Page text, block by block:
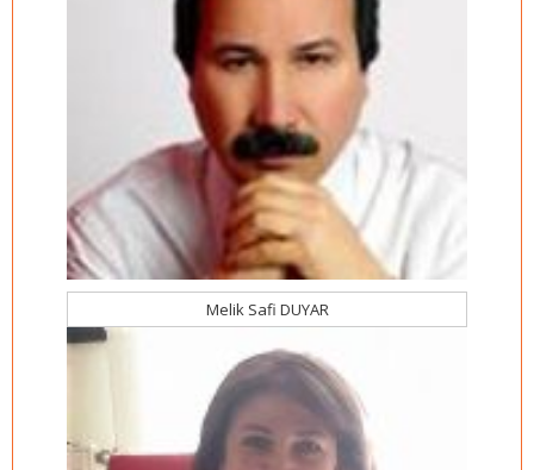
Melik Safi DUYAR